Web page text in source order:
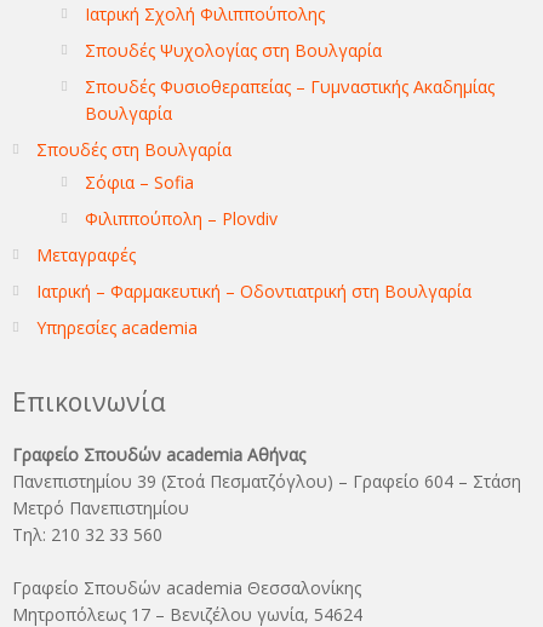
Ιατρική Σχολή Φιλιππούπολης
Σπουδές Ψυχολογίας στη Βουλγαρία
Σπουδές Φυσιοθεραπείας – Γυμναστικής Ακαδημίας
Βουλγαρία
Σπουδές στη Βουλγαρία
Σόφια – Sofia
Φιλιππούπολη – Plovdiv
Μεταγραφές
Ιατρική – Φαρμακευτική – Οδοντιατρική στη Βουλγαρία
Υπηρεσίες academia
Επικοινωνία
Γραφείο Σπουδών academia Αθήνας
Πανεπιστημίου 39 (Στοά Πεσματζόγλου) – Γραφείο 604 – Στάση
Μετρό Πανεπιστημίου
Τηλ: 210 32 33 560
Γραφείο Σπουδών academia Θεσσαλονίκης
Μητροπόλεως 17 – Βενιζέλου γωνία, 54624